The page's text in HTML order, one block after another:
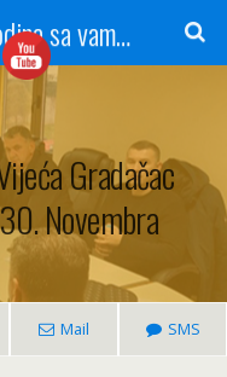
Radio Gradačac - 56 godina sa vama...
Gradačac
Novembra
Mail SMS